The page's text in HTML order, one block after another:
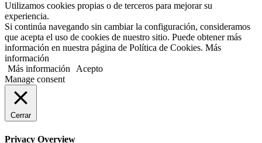
Utilizamos cookies propias o de terceros para mejorar su
experiencia.
Si continúa navegando sin cambiar la configuración, consideramos
que acepta el uso de cookies de nuestro sitio. Puede obtener más
información en nuestra página de Política de Cookies. Más
información
Más información
Acepto
Manage consent
Cerrar
Privacy Overview